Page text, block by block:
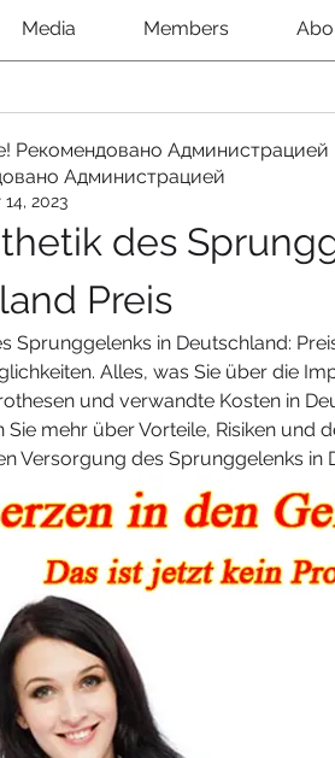
Media Members
Рекомендовано Администрацией
Администрацией
2023
des
Preis
Sprunggelenks in Deutschland:
Alles, was Sie über die
und verwandte Kosten in
Sie mehr über Vorteile, Risiken und
Versorgung des Sprunggelenks in